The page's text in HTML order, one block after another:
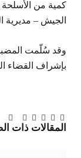
كمية من الأسلحة
الجيش – مديرية
وقد سُلّمت
بإشراف القضاء
فيسبوك
تويتربينتيريست
لينكدإن
Tumblr
المقالات ذات